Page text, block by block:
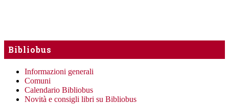
Bibliobus
Informazioni generali
Comuni
Calendario Bibliobus
Novità e consigli libri su Bibliobus